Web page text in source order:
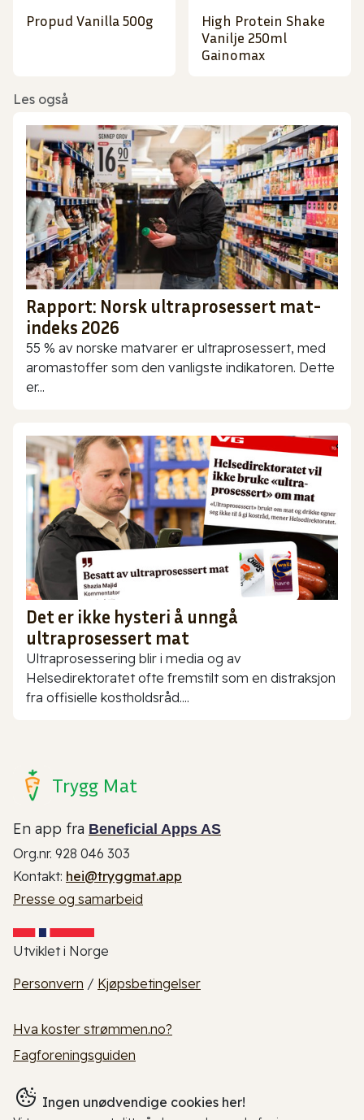
Propud Vanilla 500g
High Protein Shake
Vanilje 250ml
Gainomax
Les også
Rapport: Norsk ultraprosessert mat-
indeks 2026
55 % av norske matvarer er ultraprosessert, med
aromastoffer som den vanligste indikatoren. Dette
er...
Det er ikke hysteri å unngå
ultraprosessert mat
Ultraprosessering blir i media og av
Helsedirektoratet ofte fremstilt som en distraksjon
fra offisielle kostholdsråd....
Trygg Mat
En app fra Beneficial Apps AS
Org.nr. 928 046 303
Kontakt: hei@tryggmat.app
Presse og samarbeid
Utviklet i Norge
Personvern / Kjøpsbetingelser
Hva koster strømmen.no?
Fagforeningsguiden
Ingen unødvendige cookies her!